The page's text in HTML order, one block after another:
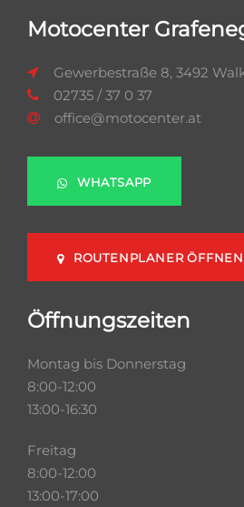
Motocenter
Gewerbestraße 8, 3492
02735 / 37 0 37
office@motocenter.at
WHATSAPP
ROUTENPLANER ÖFFNEN
Öffnungszeiten
Montag bis Donnerstag
8:00-12:00
13:00-16:30
Freitag
8:00-12:00
13:00-17:00